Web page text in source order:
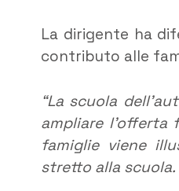
La dirigente ha
contributo alle
“La scuola
ampliare
famiglie viene
stretto alla scuola.